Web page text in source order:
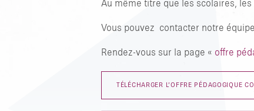
Au même titre que les scolaires,
Vous pouvez contacter notre
Rendez-vous sur la page « offre
TÉLÉCHARGER L’OFFRE PÉDAGOGIQUE